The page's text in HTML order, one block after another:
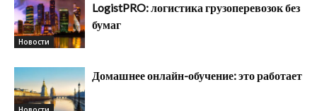
Новости
LogistPRO: логистика грузоперевозок без
бумаг
Домашнее онлайн-обучение: это работает